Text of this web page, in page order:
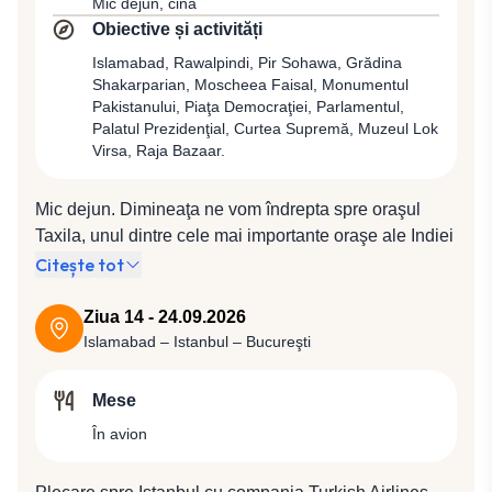
cazare la Hotel Serena 4* (sau similar 4*).
Asiei. Cină și cazare în Peshawar la Hotel Serena 4*
(sau similar 4*).
Mic dejun, cină
Obiective și activități
Islamabad, Rawalpindi, Pir Sohawa, Grădina
Shakarparian, Moscheea Faisal, Monumentul
Pakistanului, Piaţa Democraţiei, Parlamentul,
Palatul Prezidenţial, Curtea Supremă, Muzeul Lok
Virsa, Raja Bazaar.
Mic dejun. Dimineaţa ne vom îndrepta spre oraşul
Taxila, unul dintre cele mai importante oraşe ale Indiei
antice datorită poziţiei sale strategice pe marile rute
vechime de aproape 5000 ani, oraşul a fost rând pe
rând cucerit de Alexandru cel Mare, stăpânit de către
răspândire al budismului sub Împăratul Ashoka,
Citește tot
Ziua 14 - 24.09.2026
Islamabad – Istanbul – Bucureşti
Mese
În avion